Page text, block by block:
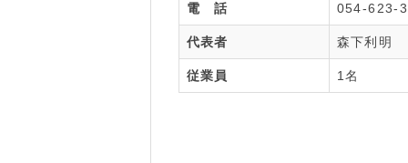
電 話 054-623-
代表者 森下利明
従業員 1名